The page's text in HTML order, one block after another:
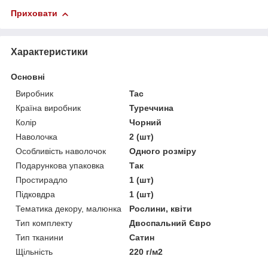
Приховати
Характеристики
Основні
Виробник
Tac
Країна виробник
Туреччина
Колір
Чорний
Наволочка
2 (шт)
Особливість наволочок
Одного розміру
Подарункова упаковка
Так
Простирадло
1 (шт)
Підковдра
1 (шт)
Тематика декору, малюнка
Рослини, квіти
Тип комплекту
Двоспальний Євро
Тип тканини
Сатин
Щільність
220 г/м2